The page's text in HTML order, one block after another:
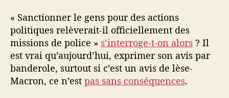
c
i
n
c
e
e
« Sanctionner le gens pour des actions
politiques relèverait-il officiellement des
missions de police » s’interroge-t-on alors ? Il
est vrai qu’aujourd’hui, exprimer son avis par
banderole, surtout si c’est un avis de lèse-
Macron, ce n’est pas sans conséquences.